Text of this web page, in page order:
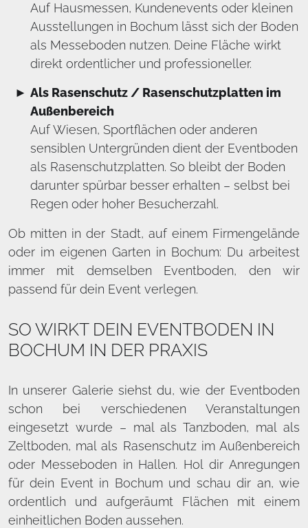
Auf Hausmessen, Kundenevents oder kleinen
Ausstellungen in Bochum lässt sich der Boden
als Messeboden nutzen. Deine Fläche wirkt
direkt ordentlicher und professioneller.
Als Rasenschutz / Rasenschutzplatten im
Außenbereich
Auf Wiesen, Sportflächen oder anderen
sensiblen Untergründen dient der Eventboden
als Rasenschutzplatten. So bleibt der Boden
darunter spürbar besser erhalten – selbst bei
Regen oder hoher Besucherzahl.
Ob mitten in der Stadt, auf einem Firmengelände
oder im eigenen Garten in Bochum: Du arbeitest
immer mit demselben Eventboden, den wir
passend für dein Event verlegen.
SO WIRKT DEIN EVENTBODEN IN
BOCHUM IN DER PRAXIS
In unserer Galerie siehst du, wie der Eventboden
schon bei verschiedenen Veranstaltungen
eingesetzt wurde – mal als Tanzboden, mal als
Zeltboden, mal als Rasenschutz im Außenbereich
oder Messeboden in Hallen. Hol dir Anregungen
für dein Event in Bochum und schau dir an, wie
ordentlich und aufgeräumt Flächen mit einem
einheitlichen Boden aussehen.